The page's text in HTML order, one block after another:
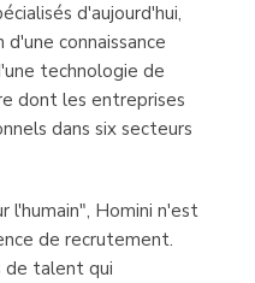
d'aujourd'hui,
connaissance
technologie de
dont les entreprises
dans six secteurs
l'humain", Homini n'est
de recrutement.
de talent qui